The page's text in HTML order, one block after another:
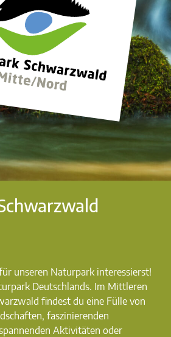
unseren Naturpark interessierst!
Deutschlands. Im Mittleren
findest du eine Fülle von
faszinierenden
Aktivitäten oder